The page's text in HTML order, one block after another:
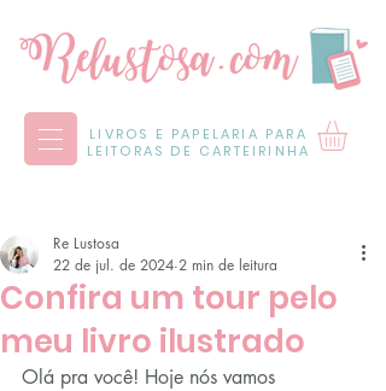
LIVROS E PAPELARIA PARA
LEITORAS DE CARTEIRINHA
Confira um tour pelo
meu livro ilustrado
Re Lustosa
22 de jul. de 2024 2 min de leitura
Olá pra você! Hoje nós vamos